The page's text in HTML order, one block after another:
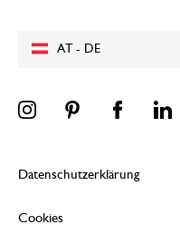
AT - DE
Datenschutzerklärung
Cookies